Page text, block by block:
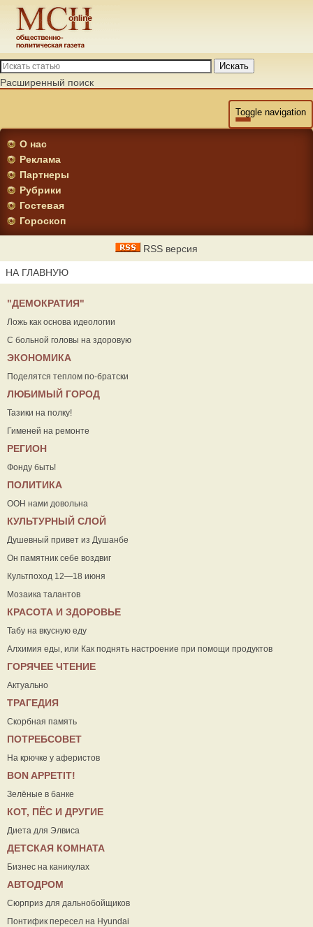
Искать
Расширенный поиск
Toggle navigation
О нас
Реклама
Партнеры
Рубрики
Гостевая
Гороскоп
RSS версия
НА ГЛАВНУЮ
"ДЕМОКРАТИЯ"
Ложь как основа идеологии
С больной головы на здоровую
ЭКОНОМИКА
Поделятся теплом по-братски
ЛЮБИМЫЙ ГОРОД
Тазики на полку!
Гименей на ремонте
РЕГИОН
Фонду быть!
ПОЛИТИКА
ООН нами довольна
КУЛЬТУРНЫЙ СЛОЙ
Душевный привет из Душанбе
Он памятник себе воздвиг
Культпоход 12—18 июня
Мозаика талантов
КРАСОТА И ЗДОРОВЬЕ
Табу на вкусную еду
Алхимия еды, или Как поднять настроение при помощи продуктов
ГОРЯЧЕЕ ЧТЕНИЕ
Актуально
ТРАГЕДИЯ
Скорбная память
ПОТРЕБСОВЕТ
На крючке у аферистов
ВON APPETIT!
Зелёные в банке
КОТ, ПЁС И ДРУГИЕ
Диета для Элвиса
ДЕТСКАЯ КОМНАТА
Бизнес на каникулах
АВТОДРОМ
Сюрприз для дальнобойщиков
Понтифик пересел на Hyundai